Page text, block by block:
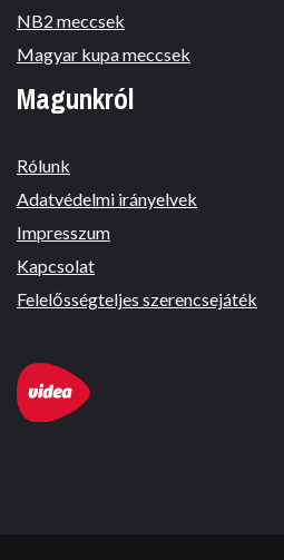
NB2 meccsek
Magyar kupa meccsek
Magunkról
Rólunk
Adatvédelmi irányelvek
Impresszum
Kapcsolat
Felelősségteljes szerencsejáték